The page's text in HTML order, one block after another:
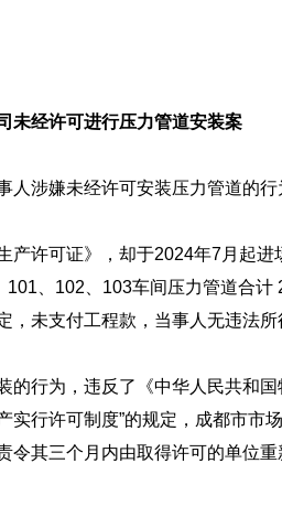
未经许可进行压力管道安装案
人涉嫌未经许可安装压力管道的行
产许可证》，却于2024年7月起进
、102、103车间压力管道合
未支付工程款，当事人无违法所
的行为，违反了《中华人民共和
实行许可制度”的规定，成都市市
令其三个月内由取得许可的单位